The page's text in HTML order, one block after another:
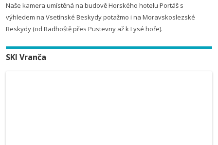
Naše kamera umístěná na budově Horského hotelu Portáš s
výhledem na Vsetínské Beskydy potažmo i na Moravskoslezské
Beskydy (od Radhoště přes Pustevny až k Lysé hoře).
SKI Vranča